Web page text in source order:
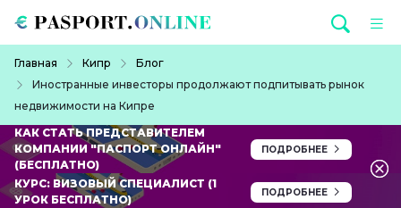
Главная Кипр
Блог
Иностранные инвесторы продолжают подпитывать рынок
недвижимости на Кипре
КАК СТАТЬ ПРЕДСТАВИТЕЛЕМ
КОМПАНИИ "ПАСПОРТ ОНЛАЙН"
(БЕСПЛАТНО)
ПОДРОБНЕЕ
КУРС: ВИЗОВЫЙ СПЕЦИАЛИСТ (1
УРОК БЕСПЛАТНО)
ПОДРОБНЕЕ